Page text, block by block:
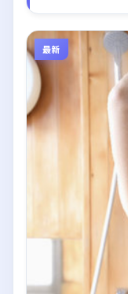
最新